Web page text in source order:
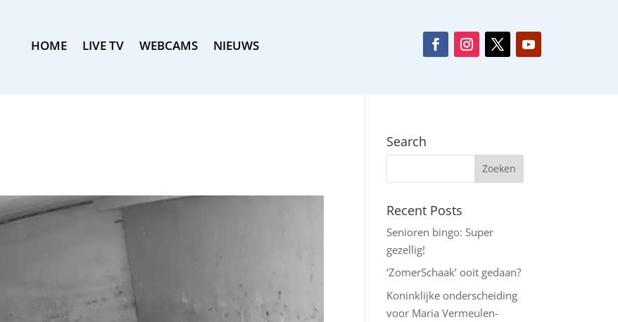
HOME LIVE TV WEBCAMS NIEUWS
Search
Recent Posts
Senioren bingo: Super
gezellig!
‘ZomerSchaak’ ooit gedaan?
Koninklijke onderscheiding
voor Maria Vermeulen-